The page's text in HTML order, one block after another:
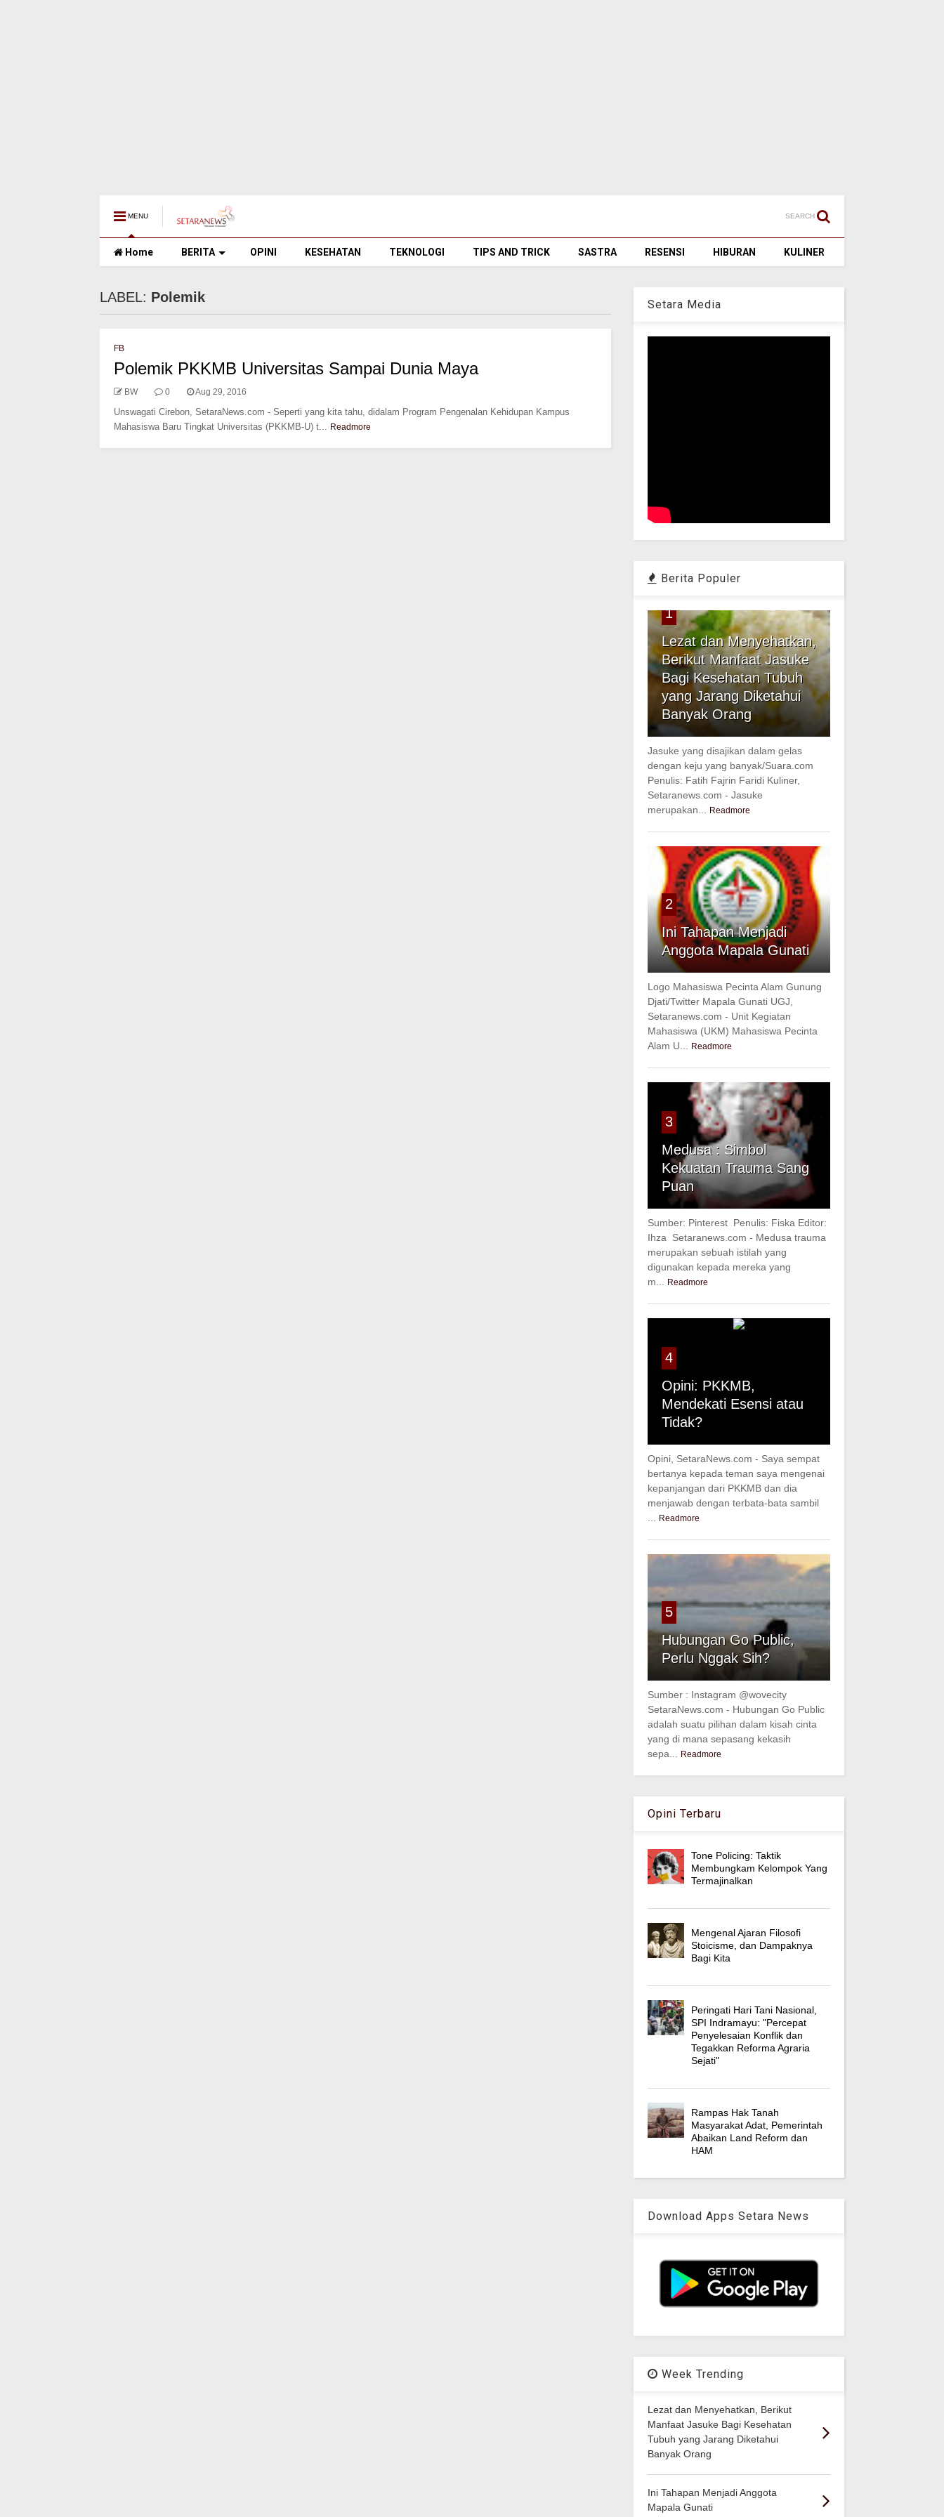
MENU SEARCH
Home BERITA OPINI KESEHATAN TEKNOLOGI TIPS AND TRICK SASTRA RESENSI HIBURAN KULINER
LABEL: Polemik
FB
Polemik PKKMB Universitas Sampai Dunia Maya
BW 0 Aug 29, 2016
Unswagati Cirebon, SetaraNews.com - Seperti yang kita tahu, didalam Program Pengenalan Kehidupan Kampus
Mahasiswa Baru Tingkat Universitas (PKKMB-U) t... Readmore
Setara Media
Berita Populer
1
Lezat dan Menyehatkan,
Berikut Manfaat Jasuke
Bagi Kesehatan Tubuh
yang Jarang Diketahui
Banyak Orang
Jasuke yang disajikan dalam gelas
dengan keju yang banyak/Suara.com
Penulis: Fatih Fajrin Faridi Kuliner,
Setaranews.com - Jasuke
merupakan...
Readmore
2
Ini Tahapan Menjadi
Anggota Mapala Gunati
Logo Mahasiswa Pecinta Alam Gunung
Djati/Twitter Mapala Gunati UGJ,
Setaranews.com - Unit Kegiatan
Mahasiswa (UKM) Mahasiswa Pecinta
Alam U...
Readmore
3
Medusa : Simbol
Kekuatan Trauma Sang
Puan
Sumber: Pinterest Penulis: Fiska Editor:
Ihza Setaranews.com - Medusa trauma
merupakan sebuah istilah yang
digunakan kepada mereka yang
m...
Readmore
4
Opini: PKKMB,
Mendekati Esensi atau
Tidak?
Opini, SetaraNews.com - Saya sempat
bertanya kepada teman saya mengenai
kepanjangan dari PKKMB dan dia
menjawab dengan terbata-bata sambil
Readmore
5
Hubungan Go Public,
Perlu Nggak Sih?
Sumber : Instagram @wovecity
SetaraNews.com - Hubungan Go Public
adalah suatu pilihan dalam kisah cinta
yang di mana sepasang kekasih
sepa...
Readmore
Opini Terbaru
Tone Policing: Taktik
Membungkam Kelompok Yang
Termajinalkan
Mengenal Ajaran Filosofi
Stoicisme, dan Dampaknya
Bagi Kita
Peringati Hari Tani Nasional,
SPI Indramayu: "Percepat
Penyelesaian Konflik dan
Tegakkan Reforma Agraria
Sejati"
Rampas Hak Tanah
Masyarakat Adat, Pemerintah
Abaikan Land Reform dan
HAM
Download Apps Setara News
Week Trending
Lezat dan Menyehatkan, Berikut
Manfaat Jasuke Bagi Kesehatan
Tubuh yang Jarang Diketahui
Banyak Orang
Ini Tahapan Menjadi Anggota
Mapala Gunati